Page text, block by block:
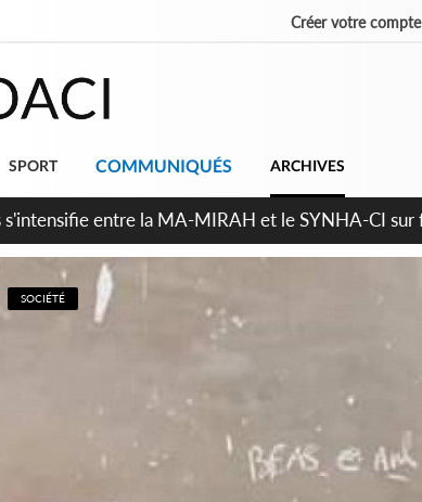
Créer votre compte
SPORT COMMUNIQUÉS ARCHIVES
un environnement démocratique plus apaisé
SOCIÉTÉ